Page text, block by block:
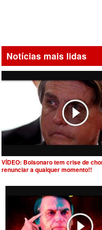
Notícias mais lidas
VÍDEO: Bolsonaro tem crise de
renunciar a qualquer momento!!